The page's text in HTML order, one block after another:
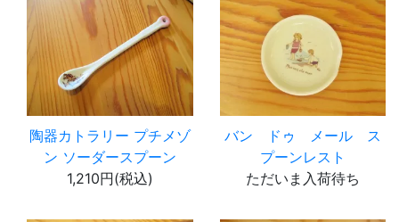
陶器カトラリー プチメゾ
ン ソーダースプーン
1,210円(税込)
バン ドゥ メール ス
プーンレスト
ただいま入荷待ち